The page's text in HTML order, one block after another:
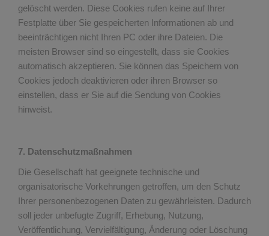
gelöscht werden. Diese Cookies rufen keine auf Ihrer
Festplatte über Sie gespeicherten Informationen ab und
beeinträchtigen nicht Ihren PC oder ihre Dateien. Die
meisten Browser sind so eingestellt, dass sie Cookies
automatisch akzeptieren. Sie können das Speichern von
Cookies jedoch deaktivieren oder ihren Browser so
einstellen, dass er Sie auf die Sendung von Cookies
hinweist.
7. Datenschutzmaßnahmen
Die Gesellschaft hat geeignete technische und
organisatorische Vorkehrungen getroffen, um den Schutz
Ihrer personenbezogenen Daten zu gewährleisten. Dadurch
soll jeder unbefugte Zugriff, Erhebung, Nutzung,
Veröffentlichung, Vervielfältigung, Änderung oder Löschung